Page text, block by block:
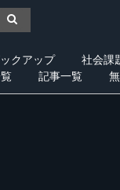
クアップ 社会課
記事一覧